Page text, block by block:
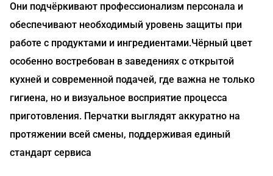
Они подчёркивают профессионализм персонала и
обеспечивают необходимый уровень защиты при
работе с продуктами и ингредиентами.Чёрный цвет
особенно востребован в заведениях с открытой
кухней и современной подачей, где важна не только
гигиена, но и визуальное восприятие процесса
приготовления. Перчатки выглядят аккуратно на
протяжении всей смены, поддерживая единый
стандарт сервиса